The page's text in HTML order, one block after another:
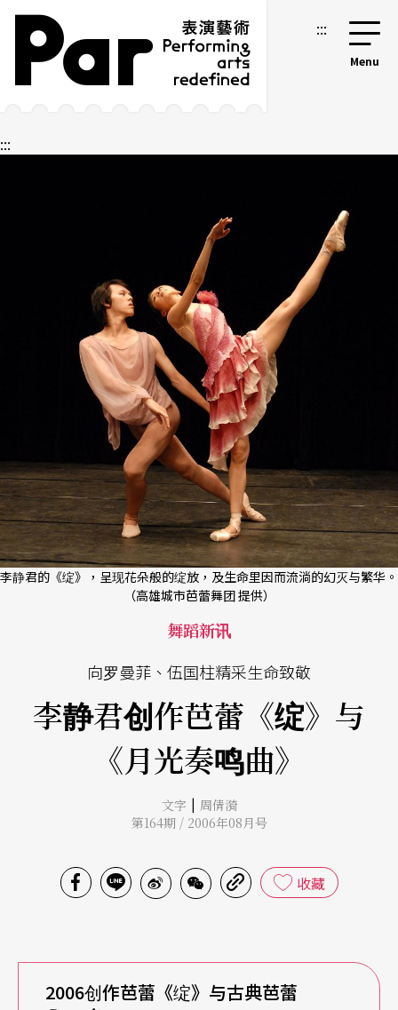
跳到主要内容区块
网站导览 :::
:::
李静君的《绽》，呈现花朵般的绽放，及生命里因而流淌的幻灭与繁华。
（高雄城市芭蕾舞团 提供）
舞蹈新讯
向罗曼菲、伍国柱精采生命致敬
李静君创作芭蕾《绽》与
《月光奏鸣曲》
文字 | 周倩漪
第164期 / 2006年08月号
收藏
2006创作芭蕾《绽》与古典芭蕾